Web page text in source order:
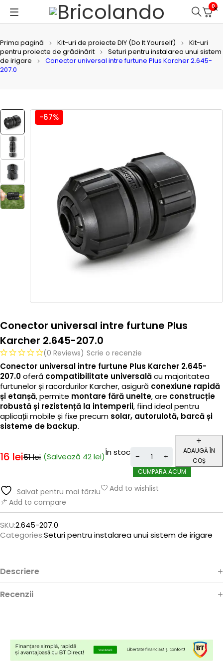
0
Prima pagină Kit-uri de proiecte DIY (Do It Yourself)
Kit-uri
pentru proiecte de grădinărit
Seturi pentru instalarea unui sistem
de irigare
Conector universal intre furtune Plus Karcher 2.645-
207.0
-67%
Conector universal intre furtune Plus
Karcher 2.645-207.0
(0 Reviews) Scrie o recenzie
Conector universal intre furtune Plus Karcher 2.645-
207.0oferă compatibilitate universalăcu majoritatea
furtunelor și racordurilor Karcher, asigură conexiune rapidă
și etanșă, permite montare fără unelte, are construcție
robustă și rezistență la intemperii, fiind ideal pentru
aplicații mobile și fixe precum solar, autorulotă, barcă și
sisteme de backup.
51lei
16 lei (Salvează 42lei)În stoc
ADAUGĂ ÎN
COȘ
CUMPARA ACUM
Salvat pentru mai târziu
Add to wishlist
Add to compare
SKU:2.645-207.0
Categories:Seturi pentru instalarea unui sistem de irigare
Descriere
Recenzii